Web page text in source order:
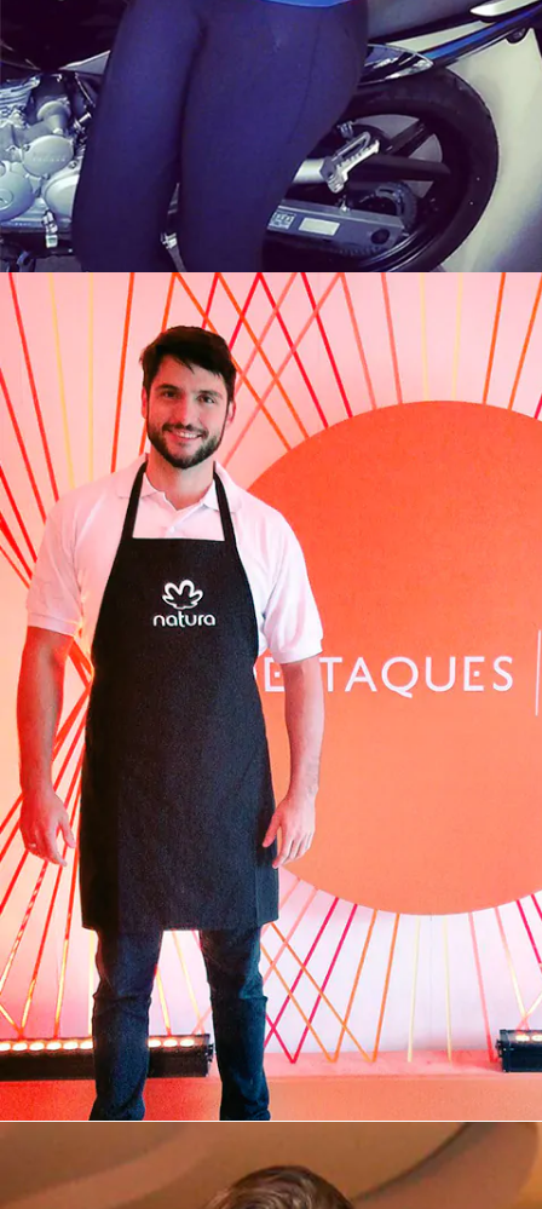
Casting Yamaha